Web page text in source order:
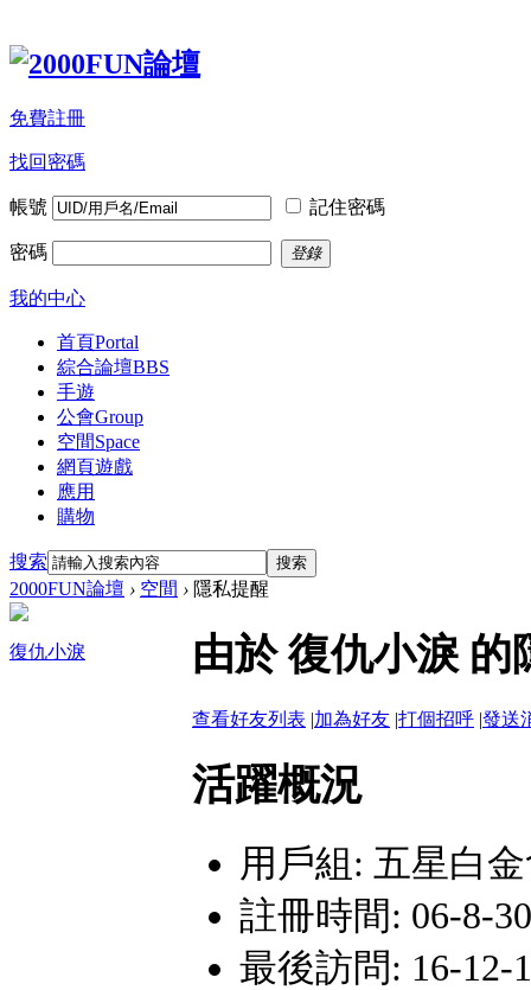
免費註冊
找回密碼
帳號 記住密碼
密碼 登錄
我的中心
首頁Portal
綜合論壇BBS
手遊
公會Group
空間Space
網頁遊戲
應用
購物
搜索 搜索
2000FUN論壇 › 空間 › 隱私提醒
復仇小淚 由於 復仇小淚
查看好友列表 |加為好友 |打個招呼 |發送
活躍概況
用戶組: 五星白
註冊時間: 06-8-
最後訪問: 16-12-